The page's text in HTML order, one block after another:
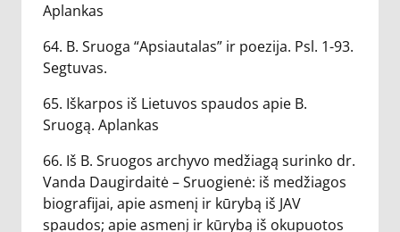
Aplankas
64. B. Sruoga “Apsiautalas” ir poezija. Psl. 1-93.
Segtuvas.
65. Iškarpos iš Lietuvos spaudos apie B.
Sruogą. Aplankas
66. Iš B. Sruogos archyvo medžiagą surinko dr.
Vanda Daugirdaitė – Sruogienė: iš medžiagos
biografijai, apie asmenį ir kūrybą iš JAV
spaudos; apie asmenį ir kūrybą iš okupuotos